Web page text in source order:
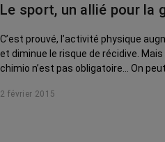
Le sport, un allié pour la
C’est prouvé, l’activité physique
et diminue le risque de récidive.
chimio n’est pas obligatoire… On
2 février 2015